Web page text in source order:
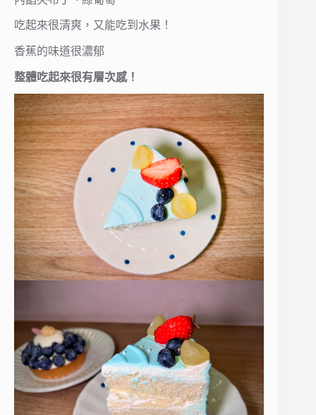
吃起來很清爽，又能吃到水果！
香蕉的味道很濃郁
整體吃起來很有層次感！